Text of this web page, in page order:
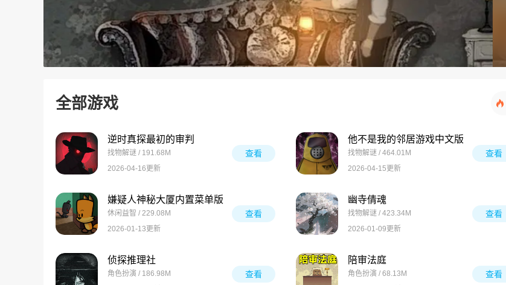
全部游戏
逆时真探最初的审判
找物解谜 / 191.68M
2026-04-16更新
查看
他不是我的邻居游戏中文版
找物解谜 / 464.01M
2026-04-15更新
查看
嫌疑人神秘大厦内置菜单版
休闲益智 / 229.08M
2026-01-13更新
查看
幽寺倩魂
找物解谜 / 423.34M
2026-01-09更新
查看
侦探推理社
角色扮演 / 186.98M
查看
陪审法庭
角色扮演 / 68.13M
查看